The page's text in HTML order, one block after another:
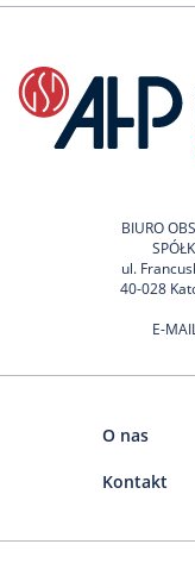
BIURO
ul.
40-028
E-
O nas
Kontakt